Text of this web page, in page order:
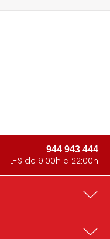
944 943 444
L-S de 9:00h a 22:00h